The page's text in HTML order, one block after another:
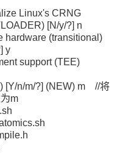
Linux's CRNG
[N/y/?] n
hardware (transitional)
y
support (TEE)
[Y/n/m/?] (NEW) m //将
m